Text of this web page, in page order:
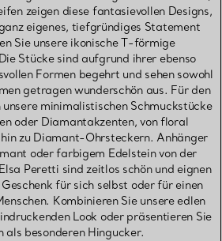
zeigen diese fantasievollen Designs,
eigenes, tiefgründiges Statement
Sie unsere ikonische T-förmige
Stücke sind aufgrund ihrer ebenso
Formen begehrt und sehen sowohl
getragen wunderschön aus. Für den
minimalistischen Schmuckstücke
oder Diamantakzenten, von floral
zu Diamant-Ohrsteckern. Anhänger
oder farbigem Edelstein von der
Peretti sind zeitlos schön und eignen
für sich selbst oder für einen
Kombinieren Sie unsere edlen
Look oder präsentieren Sie
als besonderen Hingucker.